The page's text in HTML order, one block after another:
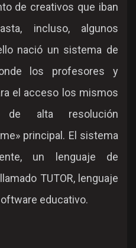
de creativos que iban
incluso, algunos
nació un sistema de
los profesores y
el acceso los mismos
de alta resolución
principal. El sistema
un lenguaje de
TUTOR, lenguaje
educativo.